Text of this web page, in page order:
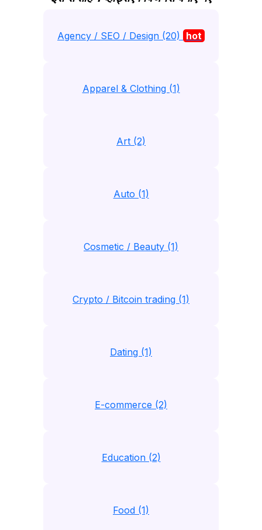
Agency / SEO / Design (20) hot
Apparel & Clothing (1)
Art (2)
Auto (1)
Cosmetic / Beauty (1)
Crypto / Bitcoin trading (1)
Dating (1)
E-commerce (2)
Education (2)
Food (1)